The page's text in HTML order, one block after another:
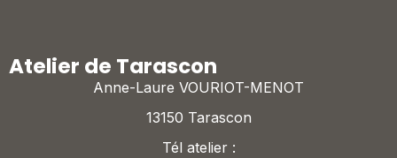
Atelier de Tarascon
Anne-Laure VOURIOT-MENOT
13150 Tarascon
Tél atelier :